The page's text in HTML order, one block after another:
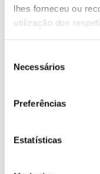
lhes forneceu ou
utilização dos
Necessários
Preferências
Estatísticas
natureza: uma
nos impulsiona a
capaz de
escritores da
reconhecemos
é preciso senti-